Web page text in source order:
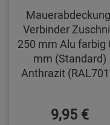
Verbinder
250 mm Alu farbig
mm (Standard)
Anthrazit
9,95 €